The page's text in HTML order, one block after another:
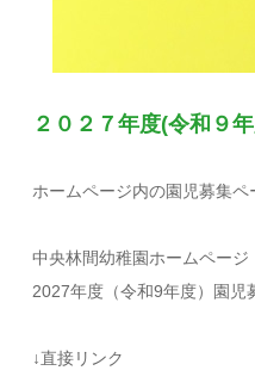
２０２７年度(令和９
ホームページ内の園児募集ペ
中央林間幼稚園ホームペ
2027年度（令和9年度）園児
↓直接リンク